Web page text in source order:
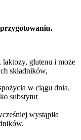
laktozy, glutenu i może
składników,
w ciągu dnia.
substytut
wystąpiła